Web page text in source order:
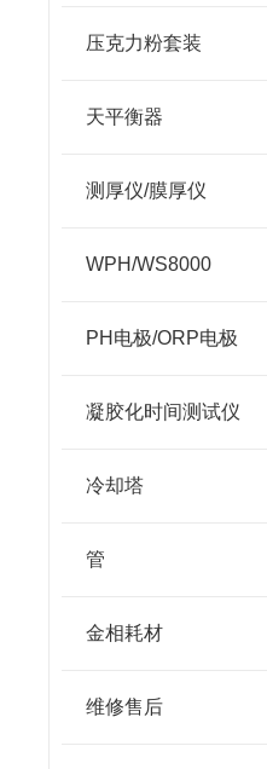
压克力粉套装
天平衡器
测厚仪/膜厚仪
WPH/WS8000
PH电极/ORP电极
凝胶化时间测试仪
冷却塔
管
金相耗材
维修售后